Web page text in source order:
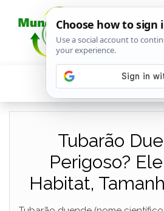
Tubarão
Perigoso?
Habitat,